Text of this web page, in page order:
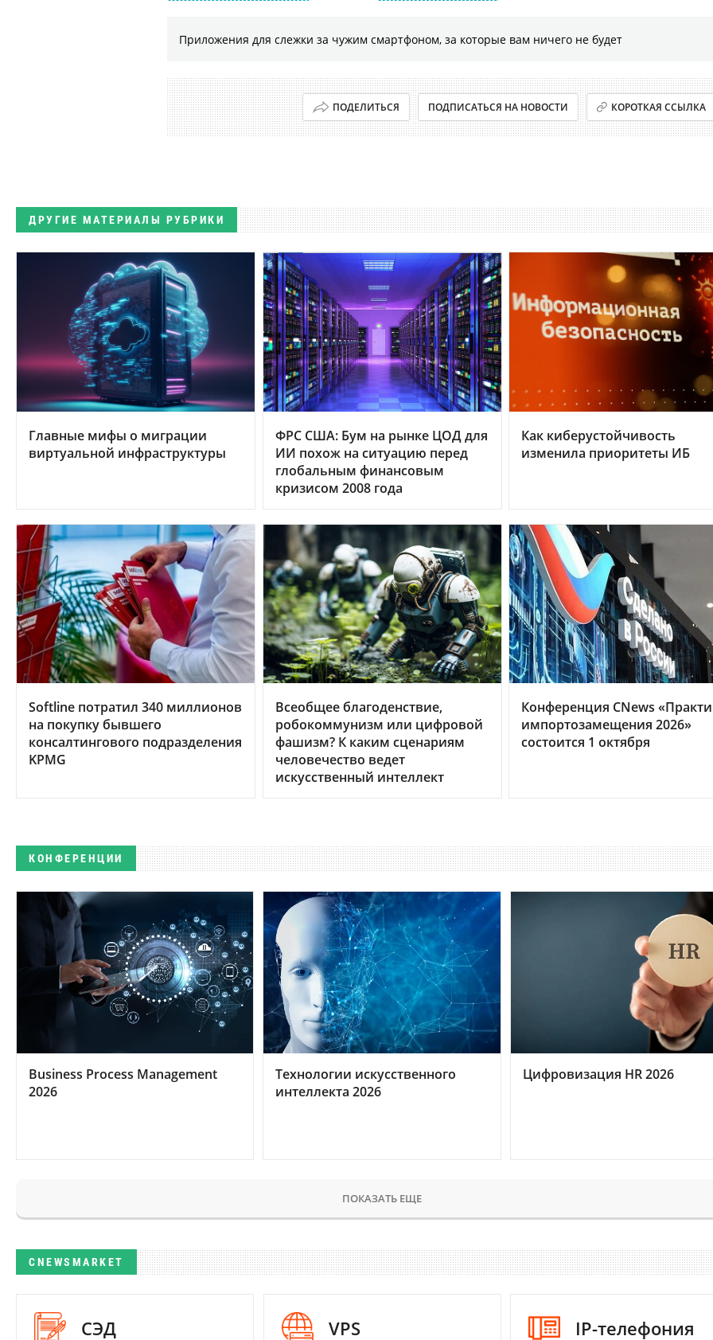
Приложения для слежки за чужим смартфоном, за которые вам ничего не будет
ПОДЕЛИТЬСЯ ПОДПИСАТЬСЯ НА НОВОСТИ КОРОТКАЯ ССЫЛКА
ДРУГИЕ МАТЕРИАЛЫ РУБРИКИ
Главные мифы о миграции
виртуальной инфраструктуры
ФРС США: Бум на рынке ЦОД для
ИИ похож на ситуацию перед
глобальным финансовым
кризисом 2008 года
Как киберустойчивость
изменила приоритеты ИБ
Softline потратил 340 миллионов
на покупку бывшего
консалтингового подразделения
KPMG
Всеобщее благоденствие,
робокоммунизм или цифровой
фашизм? К каким сценариям
человечество ведет
искусственный интеллект
Конференция CNews
импортозамещения 2026»
состоится 1 октября
КОНФЕРЕНЦИИ
Business Process Management
2026
Технологии искусственного
интеллекта 2026
Цифровизация HR 2026
ПОКАЗАТЬ ЕЩЕ
CNEWSMARKET
СЭД VPS IP-телефония